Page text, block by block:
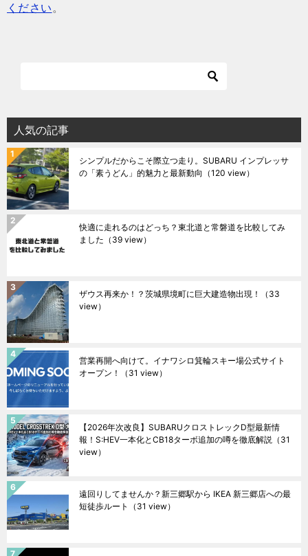
ください。
人気の記事
シンプルだからこそ際立つ走り。SUBARU インプレッサ
の「素うどん」的魅力と最新動向 （120 view）
快適に走れるのはどっち？東北道と常磐道を比較してみ
ました （39 view）
ザウス再来か！？茨城県境町に巨大建造物出現！
（33
view）
営業再開へ向けて。イナワシロ箕輪スキー場公式サイト
オープン！
（31 view）
【2026年次改良】SUBARUクロストレックD型最新情
報！S:HEV一本化とCB18ターボ追加の噂を徹底解説 （31
view）
遠回りしてませんか？新三郷駅から IKEA 新三郷店への最
短徒歩ルート
（31 view）